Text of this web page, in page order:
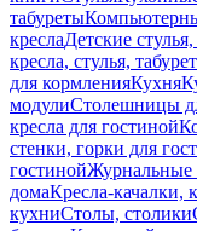
табуреты
креслаДетские
кресла, стулья,
для кормленияКухня
модулиСтолешницы
кресла для гостиной
стенки, горки для
гостинойЖурнальные
домаКресла-качалки,
кухниСтолы, столики